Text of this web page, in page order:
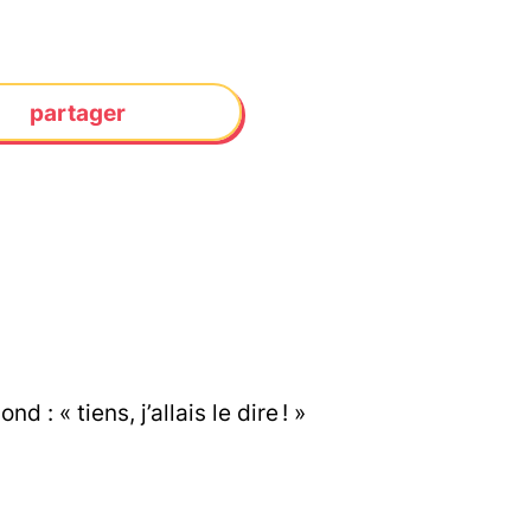
partager
: « tiens, j’allais le dire ! »